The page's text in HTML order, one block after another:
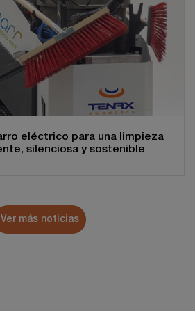
eléctrico para una limpieza
silenciosa y sostenible
Ver más noticias